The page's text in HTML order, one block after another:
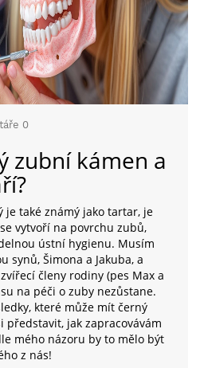
0
zubní kámen a
je také známý jako tartar, je
vytvoří na povrchu zubů,
ústní hygienu. Musím
synů, Šimona a Jakuba, a
členy rodiny (pes Max a
na péči o zuby nezůstane.
které může mít černý
představit, jak zapracovávám
mého názoru by to mělo být
z nás!